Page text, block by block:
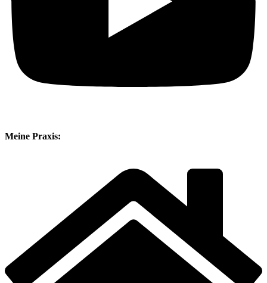
Meine Praxis: